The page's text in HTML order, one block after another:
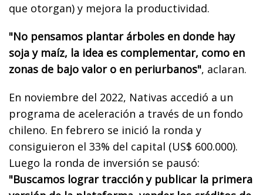
que otorgan) y mejora la productividad.
"No pensamos plantar árboles en donde hay
soja y maíz, la idea es complementar, como en
zonas de bajo valor o en periurbanos", aclaran.
En noviembre del 2022, Nativas accedió a un
programa de aceleración a través de un fondo
chileno. En febrero se inició la ronda y
consiguieron el 33% del capital (US$ 600.000).
Luego la ronda de inversión se pausó:
"Buscamos lograr tracción y publicar la primera